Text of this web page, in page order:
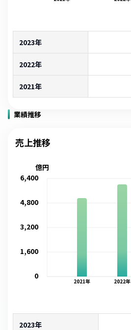
2023年
2022年
2021年
業績推移
売上推移
2021年 2022年
0
1,600
3,200
4,800
6,400
億円
2023年